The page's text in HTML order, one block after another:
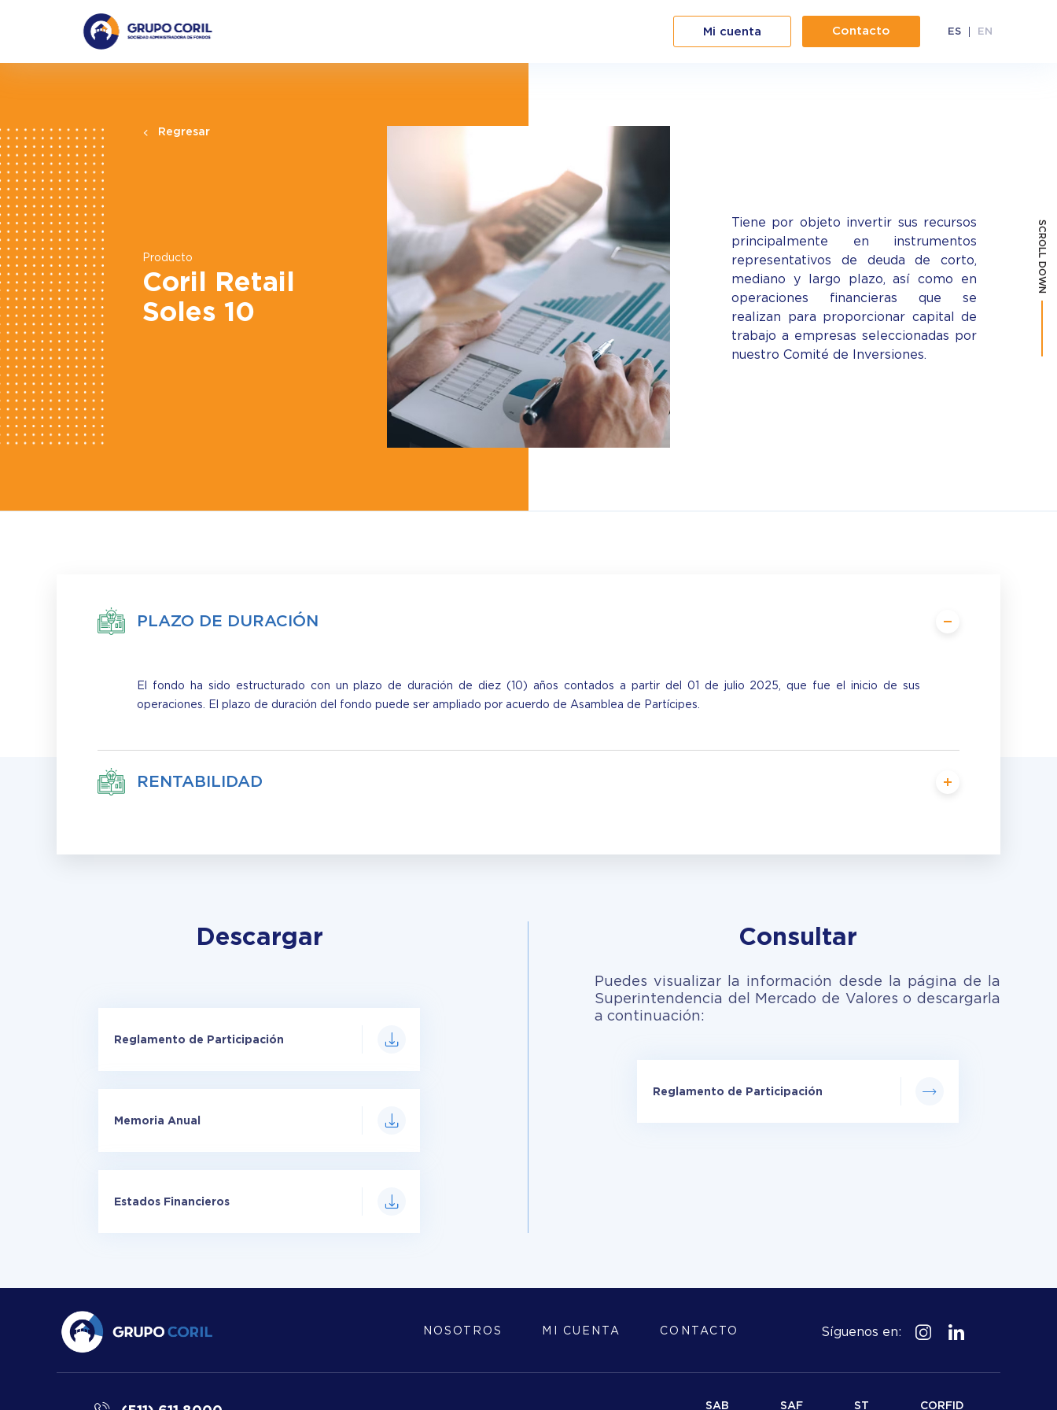
Mi cuenta Contacto ES EN
Regresar
Producto
Coril Retail
Soles 10
Tiene por objeto invertir sus recursos
principalmente en instrumentos
representativos de deuda de corto,
mediano y largo plazo, así como en
operaciones financieras que se
realizan para proporcionar capital de
trabajo a empresas seleccionadas por
nuestro Comité de Inversiones.
SCROLL DOWN
PLAZO DE DURACIÓN
El fondo ha sido estructurado con un plazo de duración de diez (10) años contados a partir del 01 de julio 2025, que fue el inicio de sus
operaciones. El plazo de duración del fondo puede ser ampliado por acuerdo de Asamblea de Partícipes.
RENTABILIDAD
Descargar
Reglamento de Participación
Memoria Anual
Estados Financieros
Consultar
Puedes visualizar la información desde la página de la
Superintendencia del Mercado de Valores o descargarla
a continuación:
Reglamento de Participación
NOSOTROS MI CUENTA CONTACTO Síguenos en:
SAB SAF ST CORFID